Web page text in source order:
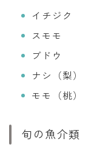
イチジク
スモモ
ブドウ
ナシ（梨）
モモ（桃）
旬の魚介類